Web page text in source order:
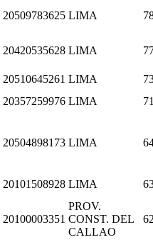
20509783625 LIMA
20420535628 LIMA
20510645261 LIMA
20357259976 LIMA
20504898173 LIMA
20101508928 LIMA
20100003351
PROV.
CONST. DEL
CALLAO